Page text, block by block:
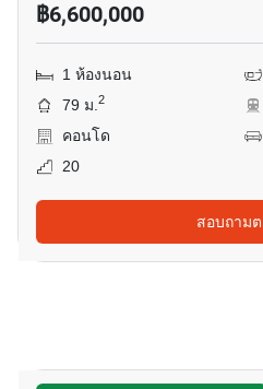
฿6,600,000
1 ห้องนอน
79 ม.2
คอนโด
20
สอบถาม